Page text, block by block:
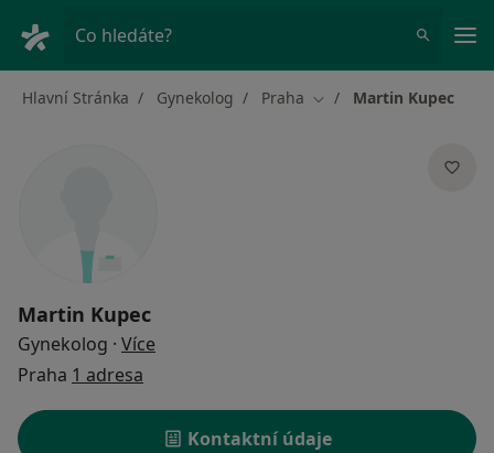
Co hledáte?
Hlavní Stránka Gynekolog Praha Změna města
Martin Kupec
Martin Kupec
Gynekolog · Více
Praha 1 adresa
Kontaktní údaje